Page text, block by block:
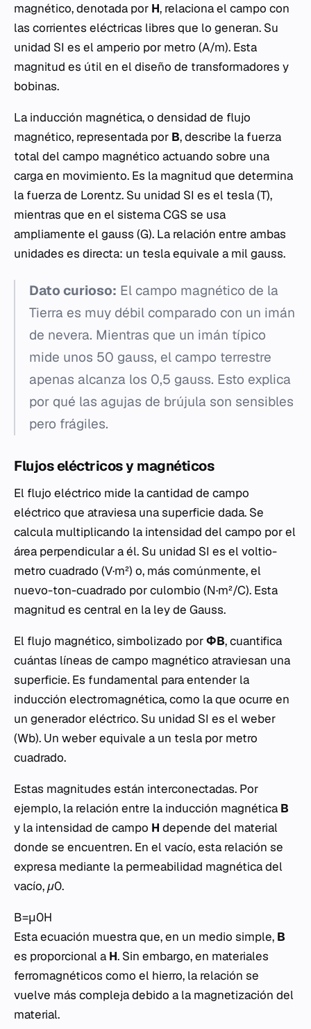
magnético, denotada por H, relaciona el campo con
las corrientes eléctricas libres que lo generan. Su
unidad SI es el amperio por metro (A/m). Esta
magnitud es útil en el diseño de transformadores y
bobinas.
La inducción magnética, o densidad de flujo
magnético, representada por B, describe la fuerza
total del campo magnético actuando sobre una
carga en movimiento. Es la magnitud que determina
la fuerza de Lorentz. Su unidad SI es el tesla (T),
mientras que en el sistema CGS se usa
ampliamente el gauss (G). La relación entre ambas
unidades es directa: un tesla equivale a mil gauss.
Dato curioso: El campo magnético de la
Tierra es muy débil comparado con un imán
de nevera. Mientras que un imán típico
mide unos 50 gauss, el campo terrestre
apenas alcanza los 0,5 gauss. Esto explica
por qué las agujas de brújula son sensibles
pero frágiles.
Flujos eléctricos y magnéticos
El flujo eléctrico mide la cantidad de campo
eléctrico que atraviesa una superficie dada. Se
calcula multiplicando la intensidad del campo por el
área perpendicular a él. Su unidad SI es el voltio-
metro cuadrado (V·m²) o, más comúnmente, el
nuevo-ton-cuadrado por culombio (N·m²/C). Esta
magnitud es central en la ley de Gauss.
El flujo magnético, simbolizado porΦB, cuantifica
cuántas líneas de campo magnético atraviesan una
superficie. Es fundamental para entender la
inducción electromagnética, como la que ocurre en
un generador eléctrico. Su unidad SI es el weber
(Wb). Un weber equivale a un tesla por metro
cuadrado.
Estas magnitudes están interconectadas. Por
ejemplo, la relación entre la inducción magnética B
y la intensidad de campo H depende del material
donde se encuentren. En el vacío, esta relación se
expresa mediante la permeabilidad magnética del
vacío,μ0.
B=μ0​H
Esta ecuación muestra que, en un medio simple, B
es proporcional a H. Sin embargo, en materiales
ferromagnéticos como el hierro, la relación se
vuelve más compleja debido a la magnetización del
material.